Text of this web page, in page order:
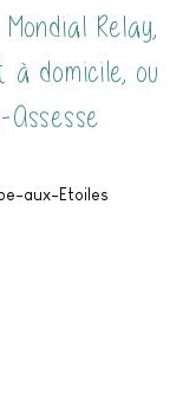
Relay,
domicile, ou
Assesse
aux-Etoiles